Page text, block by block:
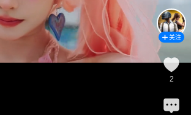
关注
2